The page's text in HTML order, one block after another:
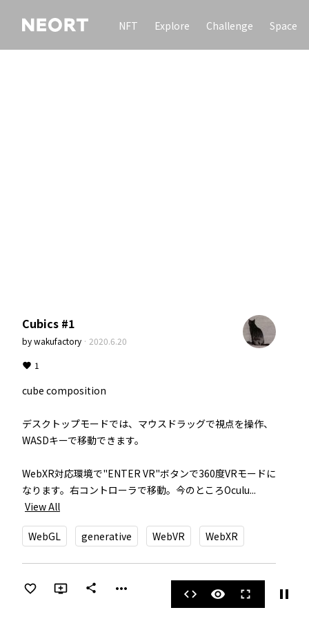
NFT Explore Challenge Space
Cubics #1
bywakufactory · 2020.6.20
1
cube composition
デスクトップモードでは、マウスドラッグで視点を操作、
WASDキーで移動できます。
WebXR対応環境で"ENTER VR"ボタンで360度VRモードに
なります。右コントローラで移動。今のところOculu...
View All
WebGL generative WebVR WebXR
share more_horiz code visibility fullscreen pause